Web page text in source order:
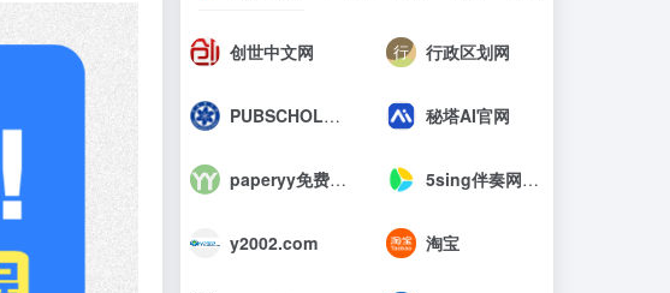
创世中文网 行政区划网
PUBSCHOLAR公益学术平台 秘塔AI官网
paperyy免费查重入口_AIGC免费论文检测 5sing伴奏网_中国原创音乐伴奏网
y2002.com 淘宝